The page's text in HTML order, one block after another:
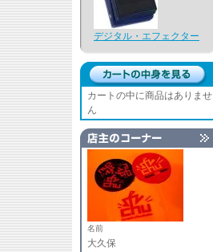
デジタル・エフェクター
カートの中に商品はありませ
ん
名前
大久保